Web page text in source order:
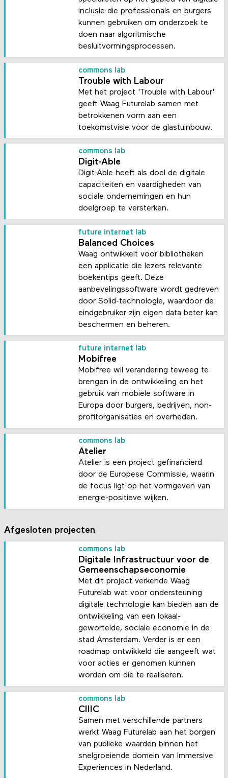
inclusie die professionals en burgers
kunnen gebruiken om onderzoek te
doen naar algoritmische
besluitvormingsprocessen.
commons lab
Trouble with Labour
Met het project 'Trouble with Labour'
geeft Waag Futurelab samen met
betrokkenen vorm aan een
toekomstvisie voor de glastuinbouw.
commons lab
Digit-Able
Digit-Able heeft als doel de digitale
capaciteiten en vaardigheden van
sociale ondernemingen en hun
doelgroep te versterken.
future internet lab
Balanced Choices
Waag ontwikkelt voor bibliotheken
een applicatie die lezers relevante
boekentips geeft. Deze
aanbevelingssoftware wordt gedreven
door Solid-technologie, waardoor de
eindgebruiker zijn eigen data beter kan
beschermen en beheren.
future internet lab
Mobifree
Mobifree wil verandering teweeg te
brengen in de ontwikkeling en het
gebruik van mobiele software in
Europa door burgers, bedrijven, non-
profitorganisaties en overheden.
commons lab
Atelier
Atelier is een project gefinancierd
door de Europese Commissie, waarin
de focus ligt op het vormgeven van
energie-positieve wijken.
Afgesloten projecten
commons lab
Digitale Infrastructuur voor de
Gemeenschapseconomie
Met dit project verkende Waag
Futurelab wat voor ondersteuning
digitale technologie kan bieden aan de
ontwikkeling van een lokaal-
gewortelde, sociale economie in de
stad Amsterdam. Verder is er een
roadmap ontwikkeld die aangeeft wat
voor acties er genomen kunnen
worden om die te realiseren.
commons lab
CIIIC
Samen met verschillende partners
werkt Waag Futurelab aan het borgen
van publieke waarden binnen het
snelgroeiende domein van Immersive
Experiences in Nederland.